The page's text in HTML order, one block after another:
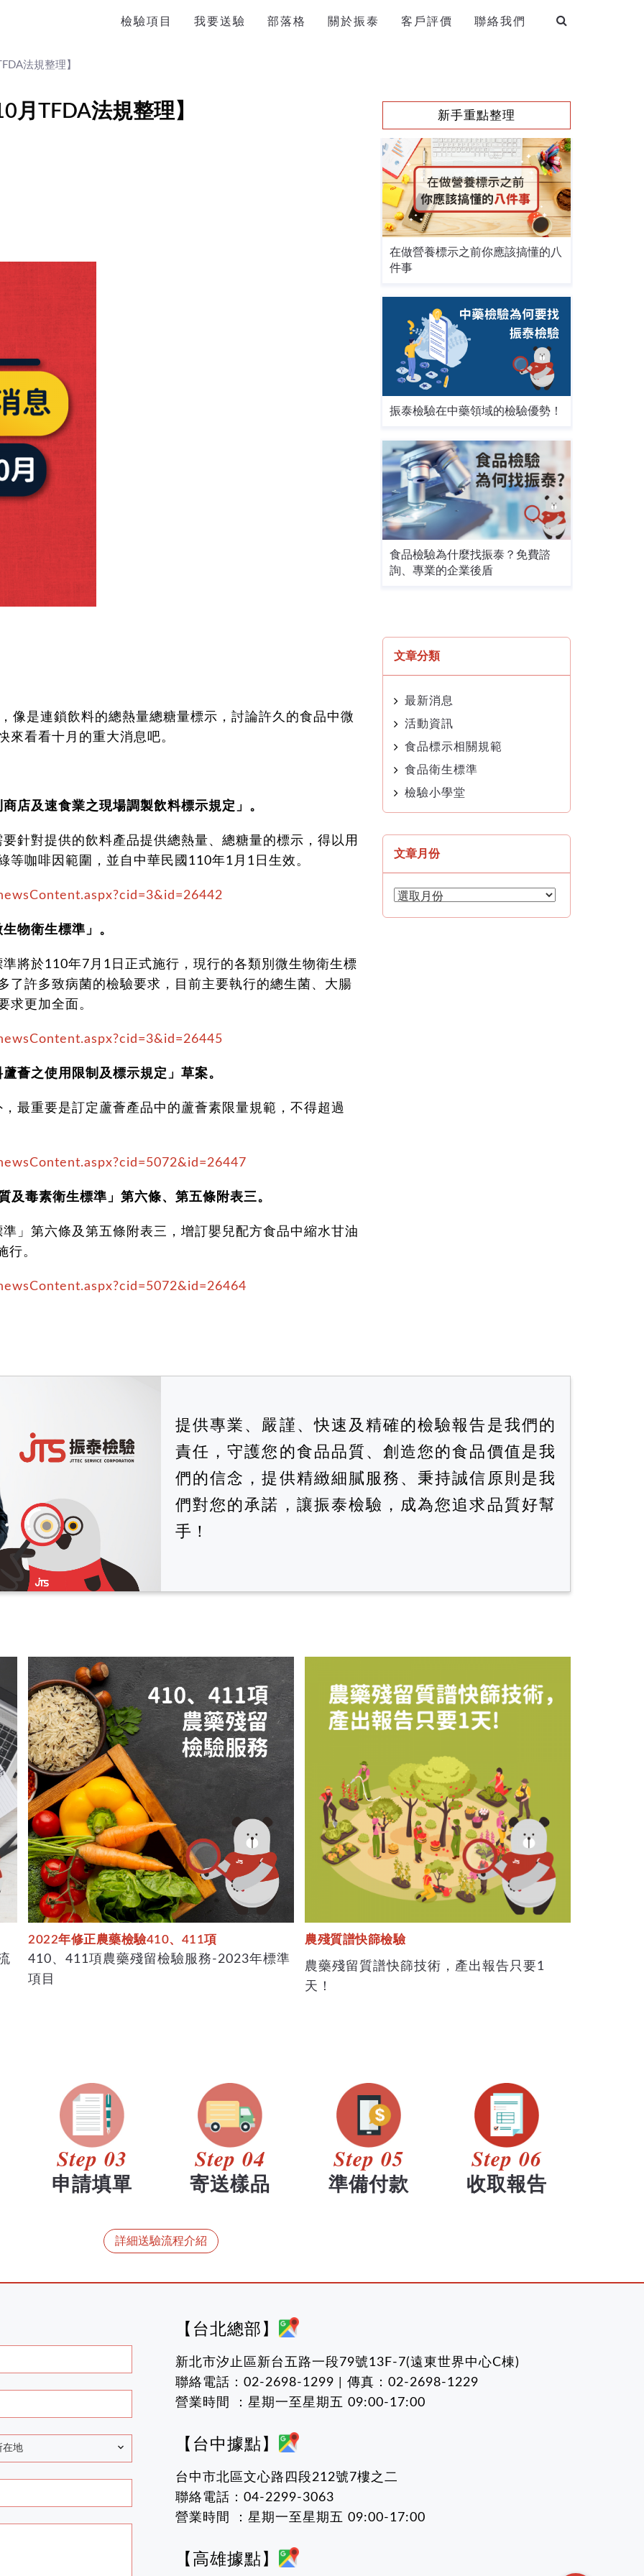
檢驗項目 我要送驗 部落格 關於振泰 客戶評價 聯絡我們
法規整理】
月TFDA法規整理】
像是連鎖飲料的總熱量總糖量標示，討論許久的食品中微
來看看十月的重大消息吧。
店及速食業之現場調製飲料標示規定」。
針對提供的飲料產品提供總熱量、總糖量的標示，得以用
等咖啡因範圍，並自中華民國110年1月1日生效。
物衛生標準」。
將於110年7月1日正式施行，現行的各類別微生物衛生標
了許多致病菌的檢驗要求，目前主要執行的總生菌、大腸
求更加全面。
薈之使用限制及標示規定」草案。
最重要是訂定蘆薈產品中的蘆薈素限量規範，不得超過
及毒素衛生標準」第六條、第五條附表三。
」第六條及第五條附表三，增訂嬰兒配方食品中縮水甘油
行。
新手重點整理
在做營養標示之前你應該搞懂的八
件事
振泰檢驗在中藥領域的檢驗優勢！
食品檢驗為什麼找振泰？免費諮
詢、專業的企業後盾
文章分類
最新消息
活動資訊
食品標示相關規範
食品衛生標準
檢驗小學堂
文章月份
文
提供專業、嚴謹、快速及精確的檢驗報告是我們的
責任，守護您的食品品質、創造您的食品價值是我
們的信念，提供精緻細膩服務、秉持誠信原則是我
們對您的承諾，讓振泰檢驗，成為您追求品質好幫
手！
2022年修正農藥檢驗410、411項
410、411項農藥殘留檢驗服務-2023年標準
項目
農殘質譜快篩檢驗
農藥殘留質譜快篩技術，產出報告只要1
天！
Step 03
申請填單
Step 04
寄送樣品
Step 05
準備付款
Step 06
收取報告
詳細送驗流程介紹
在地
【台北總部】
新北市汐止區新台五路一段79號13F-7(遠東世界中心C棟)
聯絡電話：02-2698-1299 | 傳真：02-2698-1229
營業時間 ：星期一至星期五 09:00-17:00
【台中據點】
台中市北區文心路四段212號7樓之二
聯絡電話：04-2299-3063
營業時間 ：星期一至星期五 09:00-17:00
【高雄據點】